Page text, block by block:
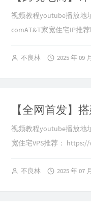
视频教程youtube播放地
comAT&T家宽住宅IP推
不良林 2025 年 09
视频教程youtube播放地
宽住宅VPS推荐： https://
不良林 2025 年 07